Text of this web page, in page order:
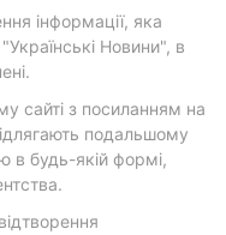
інформації, яка
Новини", в
сайті з посиланням на
подальшому
в будь-якій формі,